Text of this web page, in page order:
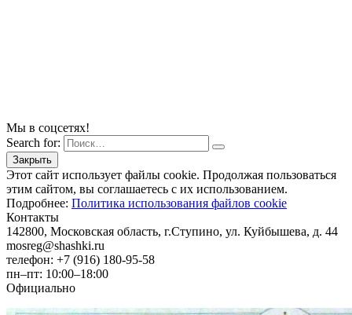
Мы в соцсетях!
Search for:
Этот сайт использует файлы cookie. Продолжая пользоваться
этим сайтом, вы соглашаетесь с их использованием.
Подробнее: Политика использования файлов cookie
Контакты
142800, Московская область, г.Ступино, ул. Куйбышева, д. 44
mosreg@shashki.ru
телефон: +7 (916) 180-95-58
пн–пт: 10:00–18:00
Официально